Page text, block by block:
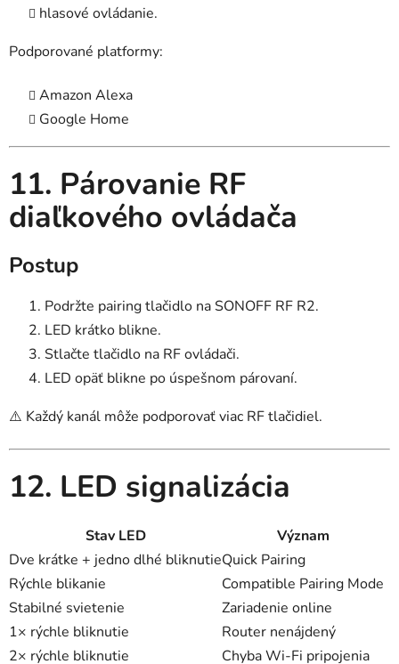
hlasové ovládanie.
Podporované platformy:
Amazon Alexa
Google Home
11. Párovanie RF
diaľkového ovládača
Postup
Podržte pairing tlačidlo na SONOFF RF R2.
LED krátko blikne.
Stlačte tlačidlo na RF ovládači.
LED opäť blikne po úspešnom párovaní.
⚠️ Každý kanál môže podporovať viac RF tlačidiel.
12. LED signalizácia
Stav LED
Význam
Dve krátke + jedno dlhé bliknutieQuick Pairing
Rýchle blikanie
Compatible Pairing Mode
Stabilné svietenie
Zariadenie online
1× rýchle bliknutie
Router nenájdený
2× rýchle bliknutie
Chyba Wi-Fi pripojenia